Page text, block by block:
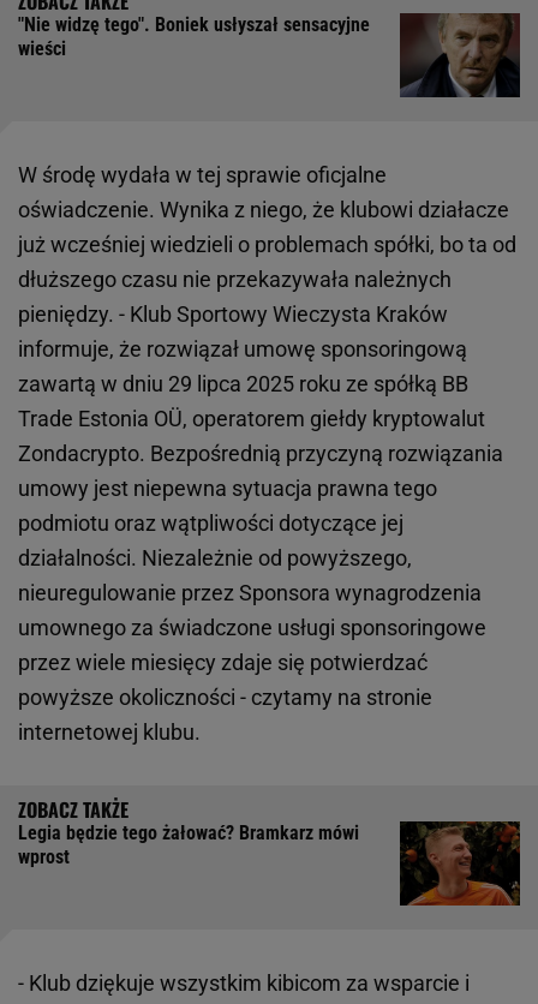
"Nie widzę tego". Boniek usłyszał sensacyjne
wieści
W środę wydała w tej sprawie oficjalne
oświadczenie. Wynika z niego, że klubowi działacze
już wcześniej wiedzieli o problemach spółki, bo ta od
dłuższego czasu nie przekazywała należnych
pieniędzy. - Klub Sportowy Wieczysta Kraków
informuje, że rozwiązał umowę sponsoringową
zawartą w dniu 29 lipca 2025 roku ze spółką BB
Trade Estonia OÜ, operatorem giełdy kryptowalut
Zondacrypto. Bezpośrednią przyczyną rozwiązania
umowy jest niepewna sytuacja prawna tego
podmiotu oraz wątpliwości dotyczące jej
działalności. Niezależnie od powyższego,
nieuregulowanie przez Sponsora wynagrodzenia
umownego za świadczone usługi sponsoringowe
przez wiele miesięcy zdaje się potwierdzać
powyższe okoliczności - czytamy na stronie
internetowej klubu.
Legia będzie tego żałować? Bramkarz mówi
wprost
- Klub dziękuje wszystkim kibicom za wsparcie i